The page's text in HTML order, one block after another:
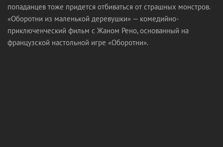
попаданцев тоже придется отбиваться от страшных монстров.
«Оборотни из маленькой деревушки» — комедийно-
приключенческий фильм с Жаном Рено, основанный на
французской настольной игре «Оборотни».